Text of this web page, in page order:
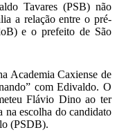
Tavares (PSB) não
a relação entre o pré-
e o prefeito de São
Academia Caxiense de
com Edivaldo. O
Flávio Dino ao ter
na escolha do candidato
(PSDB).